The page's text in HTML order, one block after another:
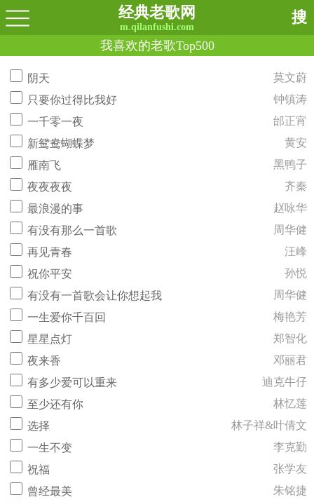
经典老歌网
m.qilanfushi.com
搜
我喜欢的老歌Top500
阴天
莫文蔚
只要你过得比我好
钟镇涛
一千零一夜
邰正宵
新鸳鸯蝴蝶梦
黄安
雁南飞
黑鸭子
夜夜夜夜
齐秦
最浪漫的事
赵咏华
有没有那么一首歌
周华健
再见青春
汪峰
祝你平安
孙悦
有没有一首歌会让你想起我
周华健
一生爱你千百回
梅艳芳
星星点灯
郑智化
夜来香
邓丽君
有多少爱可以重来
迪克牛仔
至少还有你
林忆莲
选择
林子祥&叶倩文
一生不变
李克勤
祝福
张学友
曾经最美
朱铭捷